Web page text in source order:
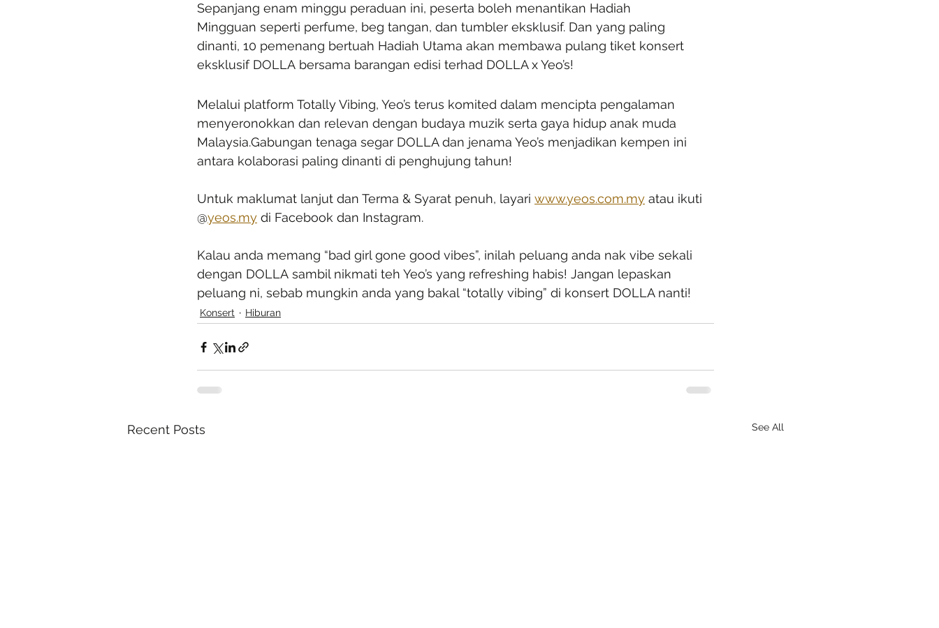
Sepanjang enam minggu peraduan ini, peserta boleh menantikan Hadiah
Mingguan seperti perfume, beg tangan, dan tumbler eksklusif. Dan yang paling
dinanti, 10 pemenang bertuah Hadiah Utama akan membawa pulang tiket konsert
eksklusif DOLLA bersama barangan edisi terhad DOLLA x Yeo’s!
Melalui platform Totally Vibing, Yeo’s terus komited dalam mencipta pengalaman
menyeronokkan dan relevan dengan budaya muzik serta gaya hidup anak muda
Malaysia.Gabungan tenaga segar DOLLA dan jenama Yeo’s menjadikan kempen ini
antara kolaborasi paling dinanti di penghujung tahun!
Untuk maklumat lanjut dan Terma & Syarat penuh, layari www.yeos.com.my atau ikuti
@yeos.my di Facebook dan Instagram.
Kalau anda memang “bad girl gone good vibes”, inilah peluang anda nak vibe sekali
dengan DOLLA sambil nikmati teh Yeo’s yang refreshing habis! Jangan lepaskan
peluang ni, sebab mungkin anda yang bakal “totally vibing” di konsert DOLLA nanti!
Konsert Hiburan
Recent Posts See All